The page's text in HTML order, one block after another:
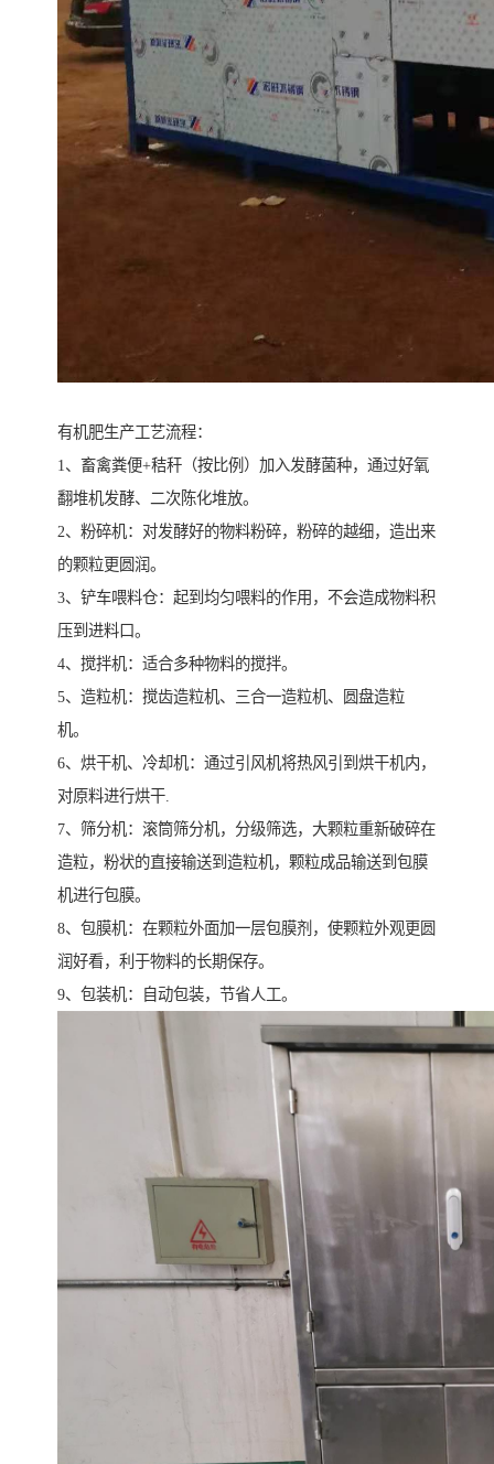
有机肥生产工艺流程：
1、畜禽粪便+秸秆（按比例）加入发酵菌种，通过好氧
翻堆机发酵、二次陈化堆放。
2、粉碎机：对发酵好的物料粉碎，粉碎的越细，造出来
的颗粒更圆润。
3、铲车喂料仓：起到均匀喂料的作用，不会造成物料积
压到进料口。
4、搅拌机：适合多种物料的搅拌。
5、造粒机：搅齿造粒机、三合一造粒机、圆盘造粒
机。
6、烘干机、冷却机：通过引风机将热风引到烘干机内，
对原料进行烘干.
7、筛分机：滚筒筛分机，分级筛选，大颗粒重新破碎在
造粒，粉状的直接输送到造粒机，颗粒成品输送到包膜
机进行包膜。
8、包膜机：在颗粒外面加一层包膜剂，使颗粒外观更圆
润好看，利于物料的长期保存。
9、包装机：自动包装，节省人工。